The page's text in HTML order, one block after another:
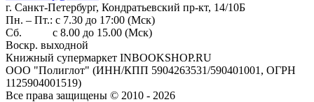
г. Санкт-Петербург, Кондратьевский пр-кт, 14/10Б
Пн. – Пт.: с 7.30 до 17:00 (Мск)
Сб. с 8.00 до 15.00 (Мск)
Воскр. выходной
Книжный супермаркет INBOOKSHOP.RU
ООО "Полиглот" (ИНН/КПП 5904263531/590401001, ОГРН
1125904001519)
Все права защищены © 2010 - 2026